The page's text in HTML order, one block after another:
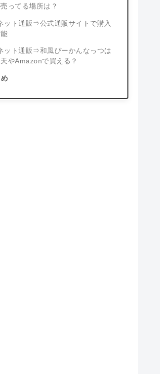
ってる場所は？
ット通販⇒公式通販サイトで購入
ット通販⇒和風ぴーかんなっつは
やAmazonで買える？
め